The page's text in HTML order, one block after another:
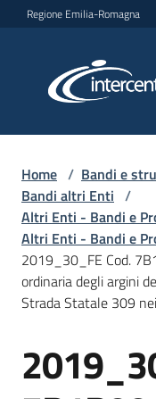
Vai al contenuto
Vai alla navigazione
Vai al footer
Regione Emilia-Romagna
L'Agenzia
e
strumenti
Home / Bandi e
Bandi altri Enti /
Altri Enti - Bandi e
Altri Enti - Bandi e
2019_30_FE Cod.
ordinaria degli argini
Strada Statale 309
Salta al contenuto